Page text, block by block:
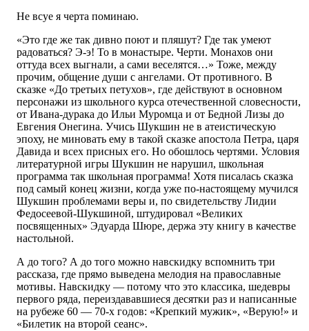
Не всуе я черта поминаю.
«Это где же так дивно поют и пляшут? Где так умеют
радоваться? Э-э! То в монастыре. Черти. Монахов они
оттуда всех выгнали, а сами веселятся…» Тоже, между
прочим, общение души с ангелами. От противного. В
сказке «До третьих петухов», где действуют в основном
персонажи из школьного курса отечественной словесности,
от Ивана-дурака до Ильи Муромца и от Бедной Лизы до
Евгения Онегина. Учись Шукшин не в атеистическую
эпоху, не миновать ему в такой сказке апостола Петра, царя
Давида и всех присных его. Но обошлось чертями. Условия
литературной игры Шукшин не нарушил, школьная
программа так школьная программа! Хотя писалась сказка
под самый конец жизни, когда уже по-настоящему мучился
Шукшин проблемами веры и, по свидетельству Лидии
Федосеевой-Шукшиной, штудировал «Великих
посвященных» Эдуарда Шюре, держа эту книгу в качестве
настольной.
А до того? А до того можно навскидку вспомнить три
рассказа, где прямо выведена мелодия на православные
мотивы. Навскидку — потому что это классика, шедевры
первого ряда, переиздававшиеся десятки раз и написанные
на рубеже 60 — 70-х годов: «Крепкий мужик», «Верую!» и
«Билетик на второй сеанс».